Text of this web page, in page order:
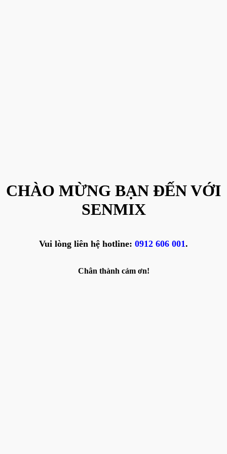
CHÀO MỪNG BẠN ĐẾN VỚI
SENMIX
Vui lòng liên hệ hotline: 0912 606 001.
Chân thành cảm ơn!